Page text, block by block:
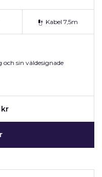
Kabel 7,5m
sin väldesignade
kr